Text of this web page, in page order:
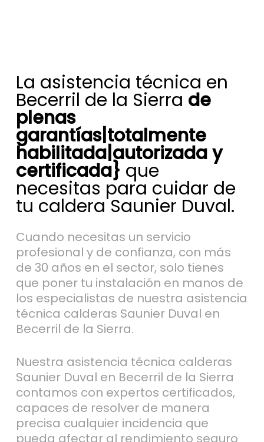
La asistencia técnica en
Becerril de la Sierra de
plenas
garantías|totalmente
habilitada|autorizada y
certificada} que
necesitas para cuidar de
tu caldera Saunier Duval.
Cuando necesitas un servicio
profesional y de confianza, con más
de 30 años en el sector, solo tienes
que poner tu instalación en manos de
los especialistas de nuestra asistencia
técnica calderas Saunier Duval en
Becerril de la Sierra.
Nuestra asistencia técnica calderas
Saunier Duval en Becerril de la Sierra
contamos con expertos certificados,
capaces de resolver de manera
precisa cualquier incidencia que
pueda afectar al rendimiento seguro